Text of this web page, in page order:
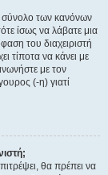
σύνολο των κανόνων
ίσως να λάβατε μια
του διαχειριστή
τίποτα να κάνει με
με τον
(-η) γιατί
θα πρέπει να